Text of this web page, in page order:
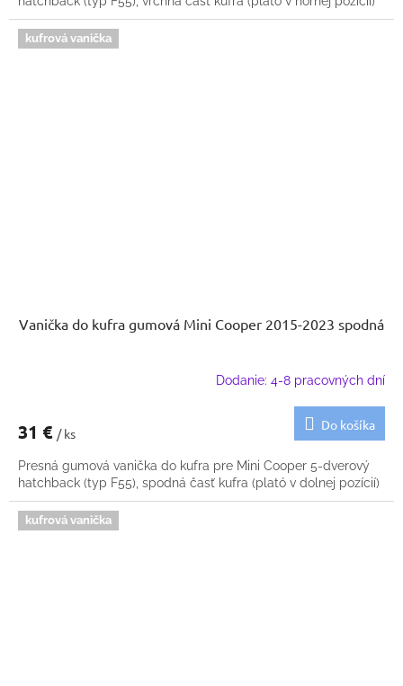
kufrová vanička
Vanička do kufra gumová Mini Cooper 2015-2023 spodná
Dodanie: 4-8 pracovných dní
31 € / ks
Do košíka
Presná gumová vanička do kufra pre Mini Cooper 5-dverový
hatchback (typ F55), spodná časť kufra (plató v dolnej pozícií)
kufrová vanička